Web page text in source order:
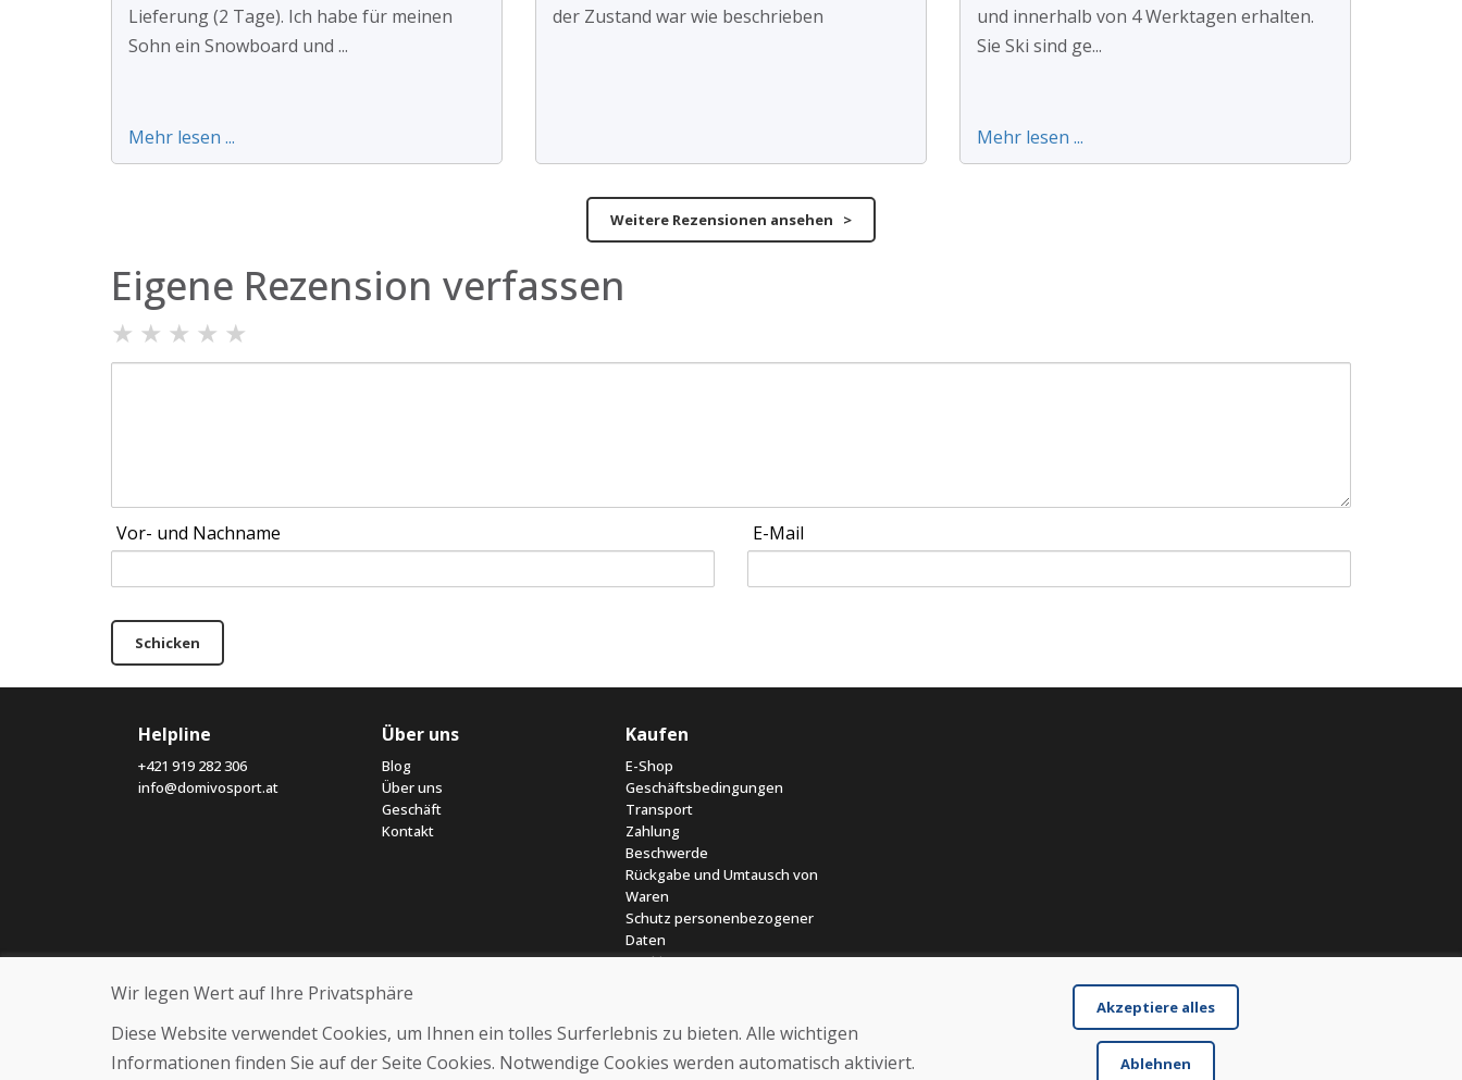
Lieferung (2 Tage). Ich habe für meinen
Sohn ein Snowboard und ...
Mehr lesen ...
der Zustand war wie beschrieben
und innerhalb von 4 Werktagen erhalten.
Sie Ski sind ge...
Mehr lesen ...
Weitere Rezensionen ansehen >
Eigene Rezension verfassen
★ ★ ★ ★ ★
Vor- und Nachname E-Mail
Schicken
Helpline
+421 919 282 306
info@domivosport.at
Über uns
Blog
Über uns
Geschäft
Kontakt
Kaufen
E-Shop
Geschäftsbedingungen
Transport
Zahlung
Beschwerde
Rückgabe und Umtausch von
Waren
Schutz personenbezogener
Daten
Cookies
Wir legen Wert auf Ihre Privatsphäre
Diese Website verwendet Cookies, um Ihnen ein tolles Surferlebnis zu bieten. Alle wichtigen
Informationen finden Sie auf der Seite Cookies. Notwendige Cookies werden automatisch aktiviert.
Akzeptiere alles
Ablehnen